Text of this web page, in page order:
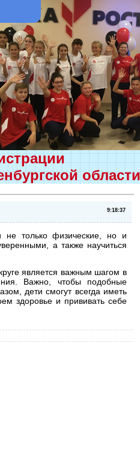
области
9:18:37
не только физические, но и
а также научиться
является важным шагом в
Важно, чтобы подобные
дети смогут всегда иметь
здоровье и прививать себе